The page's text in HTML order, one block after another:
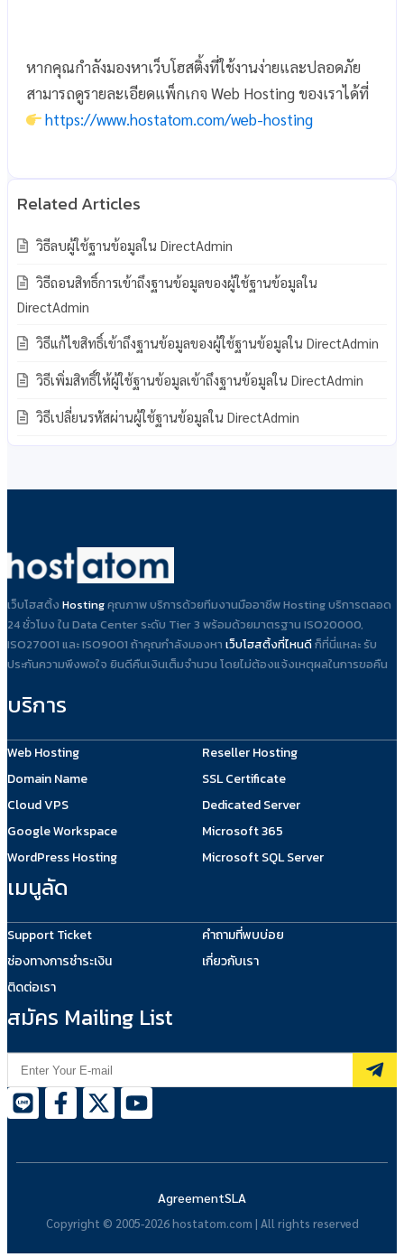
หากคุณกำลังมองหาเว็บโฮสติ้งที่ใช้งานง่ายและปลอดภัย
สามารถดูรายละเอียดแพ็กเกจ Web Hosting ของเราได้ที่
https://www.hostatom.com/web-hosting
วิธีลบผู้ใช้ฐานข้อมูลใน DirectAdmin
วิธีถอนสิทธิ์การเข้าถึงฐานข้อมูลของผู้ใช้ฐานข้อมูลใน
DirectAdmin
วิธีแก้ไขสิทธิ์เข้าถึงฐานข้อมูลของผู้ใช้ฐานข้อมูลใน DirectAdmin
วิธีเพิ่มสิทธิ์ให้ผู้ใช้ฐานข้อมูลเข้าถึงฐานข้อมูลใน DirectAdmin
วิธีเปลี่ยนรหัสผ่านผู้ใช้ฐานข้อมูลใน DirectAdmin
เว็บโฮสติ้ง Hostingคุณภาพ บริการด้วยทีมงานมืออาชีพ Hosting บริการตลอด
24 ชั่วโมง ใน Data Center ระดับ Tier 3 พร้อมด้วยมาตรฐาน ISO20000,
ISO27001 และ ISO9001 ถ้าคุณกำลังมองหา เว็บโฮสติ้งที่ไหนดีก็ที่นี่แหละ รับ
ประกันความพึงพอใจ ยินดีคืนเงินเต็มจำนวน โดยไม่ต้องแจ้งเหตุผลในการขอคืน
บริการ
Web Hosting
Domain Name
Cloud VPS
Google Workspace
WordPress Hosting
Reseller Hosting
SSL Certificate
Dedicated Server
Microsoft 365
Microsoft SQL Server
เมนูลัด
Support Ticket
ช่องทางการชำระเงิน
ติดต่อเรา
คำถามที่พบบ่อย
เกี่ยวกับเรา
สมัคร Mailing List
Copyright © 2005-2026 hostatom.com | All rights reserved
AgreementSLA